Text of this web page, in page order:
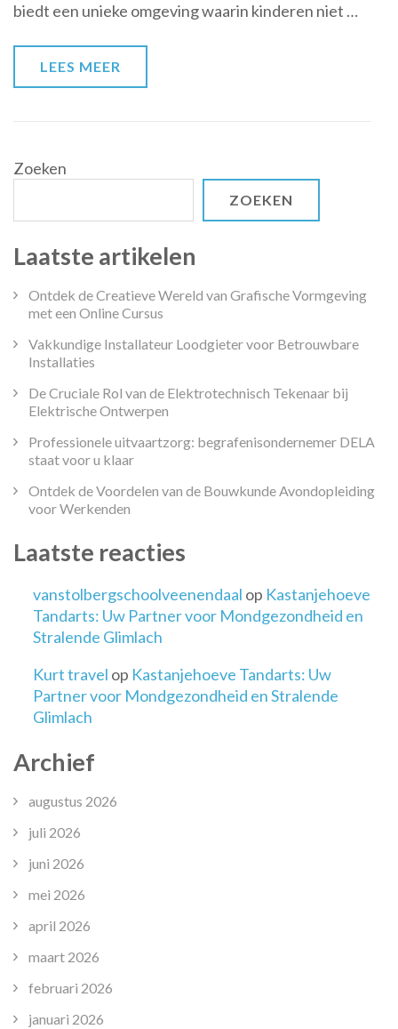
Geloof
biedt een unieke omgeving waarin kinderen niet …
LEES MEER
Zoeken
ZOEKEN
Laatste artikelen
Ontdek de Creatieve Wereld van Grafische Vormgeving
met een Online Cursus
Vakkundige Installateur Loodgieter voor Betrouwbare
Installaties
De Cruciale Rol van de Elektrotechnisch Tekenaar bij
Elektrische Ontwerpen
Professionele uitvaartzorg: begrafenisondernemer DELA
staat voor u klaar
Ontdek de Voordelen van de Bouwkunde Avondopleiding
voor Werkenden
Laatste reacties
vanstolbergschoolveenendaal op Kastanjehoeve
Tandarts: Uw Partner voor Mondgezondheid en
Stralende Glimlach
Kurt travel op Kastanjehoeve Tandarts: Uw
Partner voor Mondgezondheid en Stralende
Glimlach
Archief
augustus 2026
juli 2026
juni 2026
mei 2026
april 2026
maart 2026
februari 2026
januari 2026